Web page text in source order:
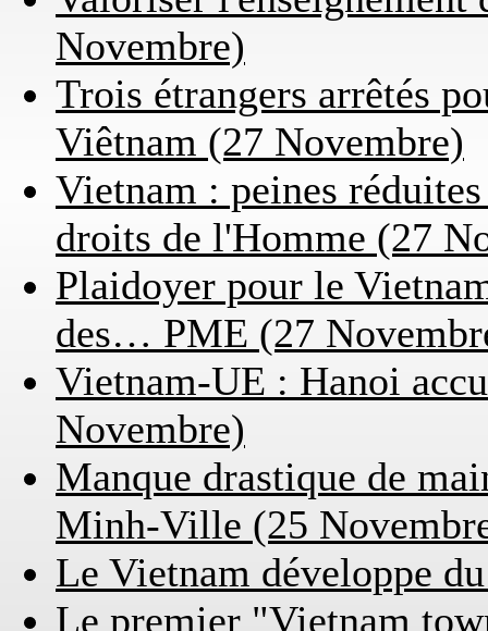
Novembre)
Trois étrangers arrêtés
Viêtnam (27 Novembre)
Vietnam : peines
droits de l'Homme (27
Plaidoyer pour le
des… PME (27
Vietnam-UE : Hanoi
Novembre)
Manque drastique de
Minh-Ville (25
Le Vietnam développe
Le premier "Vietnam